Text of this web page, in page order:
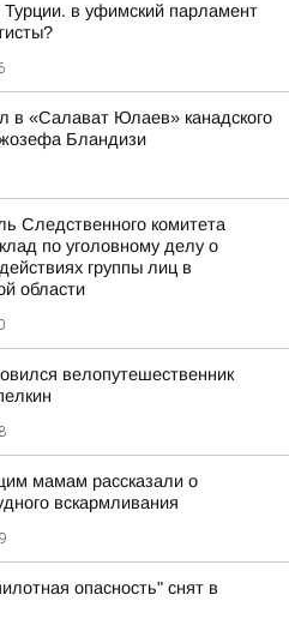
Турции. в уфимский парламент
в «Салават Юлаев» канадского
Бландизи
Следственного комитета
по уголовному делу о
группы лиц в
области
велопутешественник
мамам рассказали о
вскармливания
опасность" снят в